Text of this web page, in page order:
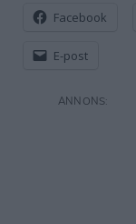
Facebook
E-post